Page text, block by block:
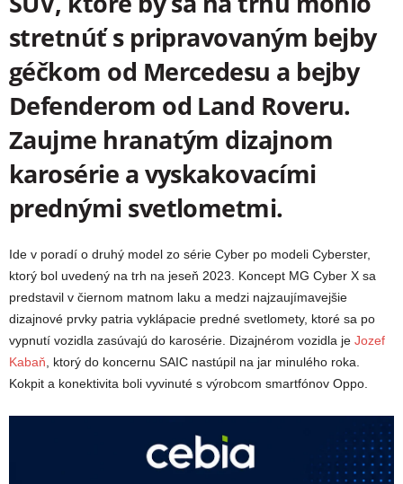
stretnúť s pripravovaným bejby
géčkom od Mercedesu a bejby
Defenderom od Land Roveru.
Zaujme hranatým dizajnom
karosérie a vyskakovacími
prednými svetlometmi.
Ide v poradí o druhý model zo série Cyber po modeli Cyberster,
ktorý bol uvedený na trh na jeseň 2023. Koncept MG Cyber X sa
predstavil v čiernom matnom laku a medzi najzaujímavejšie
dizajnové prvky patria vyklápacie predné svetlomety, ktoré sa po
vypnutí vozidla zasúvajú do karosérie. Dizajnérom vozidla je Jozef
Kabaň , ktorý do koncernu SAIC nastúpil na jar minulého roka.
Kokpit a konektivita boli vyvinuté s výrobcom smartfónov Oppo.